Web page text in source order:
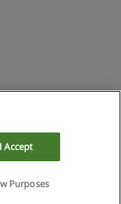
I Accept
Purposes